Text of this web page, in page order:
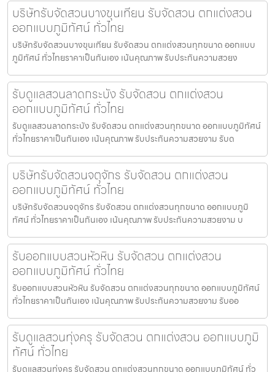
บริษัทรับจัดสวนบางขุนเทียน รับจัดสวน ตกแต่งสวน
ออกแบบภูมิทัศน์ ทั่วไทย
บริษัทรับจัดสวนบางขุนเทียน รับจัดสวน ตกแต่งสวนทุกขนาด ออกแบบ
ภูมิทัศน์ ทั่วไทยราคาเป็นกันเอง เน้นคุณภาพ รับประกันความสวยง
รับดูแลสวนลาดกระบัง รับจัดสวน ตกแต่งสวน
ออกแบบภูมิทัศน์ ทั่วไทย
รับดูแลสวนลาดกระบัง รับจัดสวน ตกแต่งสวนทุกขนาด ออกแบบภูมิทัศน์
ทั่วไทยราคาเป็นกันเอง เน้นคุณภาพ รับประกันความสวยงาม รับด
บริษัทรับจัดสวนจตุจักร รับจัดสวน ตกแต่งสวน
ออกแบบภูมิทัศน์ ทั่วไทย
บริษัทรับจัดสวนจตุจักร รับจัดสวน ตกแต่งสวนทุกขนาด ออกแบบภูมิ
ทัศน์ ทั่วไทยราคาเป็นกันเอง เน้นคุณภาพ รับประกันความสวยงาม บ
รับออกแบบสวนหัวหิน รับจัดสวน ตกแต่งสวน
ออกแบบภูมิทัศน์ ทั่วไทย
รับออกแบบสวนหัวหิน รับจัดสวน ตกแต่งสวนทุกขนาด ออกแบบภูมิทัศน์
ทั่วไทยราคาเป็นกันเอง เน้นคุณภาพ รับประกันความสวยงาม รับออ
รับดูแลสวนทุ่งครุ รับจัดสวน ตกแต่งสวน ออกแบบภูมิ
ทัศน์ ทั่วไทย
รับดูแลสวนทุ่งครุ รับจัดสวน ตกแต่งสวนทุกขนาด ออกแบบภูมิทัศน์ ทั่ว